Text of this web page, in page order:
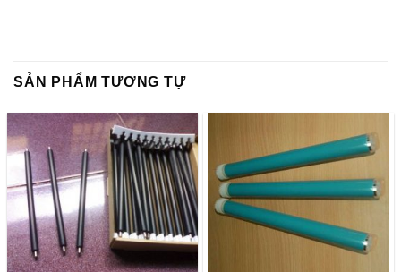
SẢN PHẨM TƯƠNG TỰ